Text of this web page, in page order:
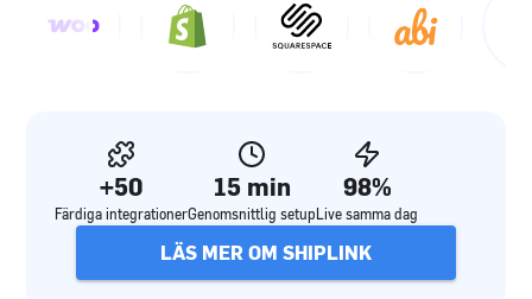
+50
Färdiga integrationer
15 min
Genomsnittlig setup
98%
Live samma dag
LÄS MER OM SHIPLINK